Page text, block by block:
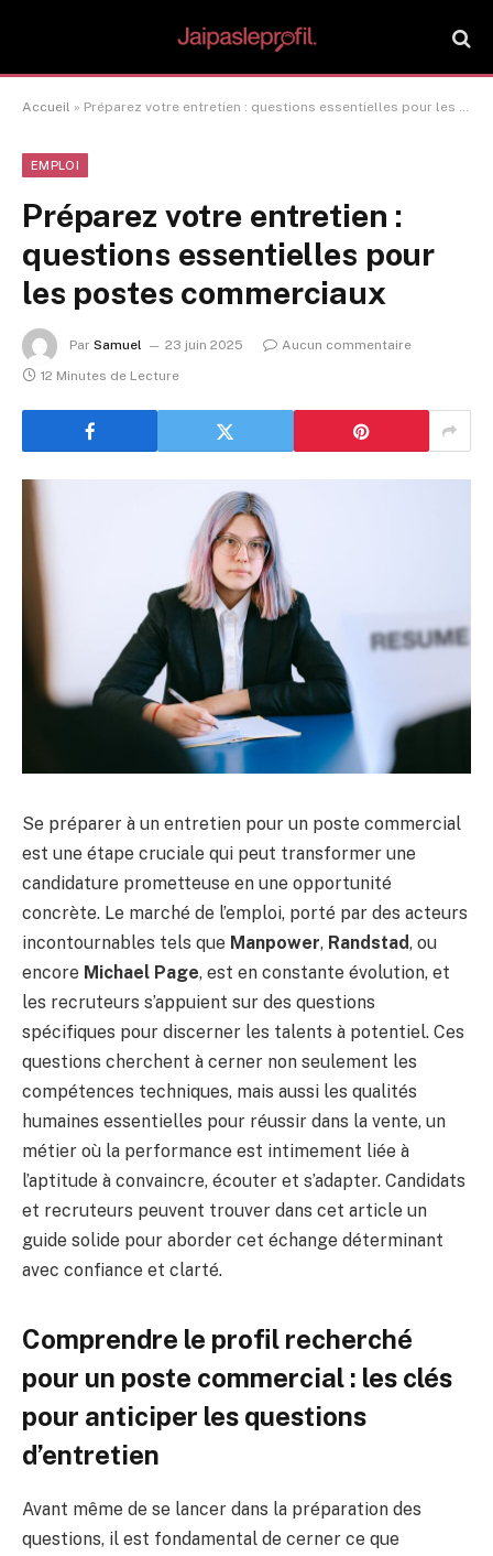
Accueil » Préparez votre entretien : questions essentielles pour les postes commerciaux
EMPLOI
Préparez votre entretien :
questions essentielles pour
les postes commerciaux
Par Samuel 23 juin 2025
Aucun commentaire
12 Minutes de Lecture
Se préparer à un entretien pour un poste commercial
est une étape cruciale qui peut transformer une
candidature prometteuse en une opportunité
concrète. Le marché de l’emploi, porté par des acteurs
incontournables tels que Manpower, Randstad, ou
encore Michael Page, est en constante évolution, et
les recruteurs s’appuient sur des questions
spécifiques pour discerner les talents à potentiel. Ces
questions cherchent à cerner non seulement les
compétences techniques, mais aussi les qualités
humaines essentielles pour réussir dans la vente, un
métier où la performance est intimement liée à
l’aptitude à convaincre, écouter et s’adapter. Candidats
et recruteurs peuvent trouver dans cet article un
guide solide pour aborder cet échange déterminant
avec confiance et clarté.
Comprendre le profil recherché
pour un poste commercial : les clés
pour anticiper les questions
d’entretien
Avant même de se lancer dans la préparation des
questions, il est fondamental de cerner ce que